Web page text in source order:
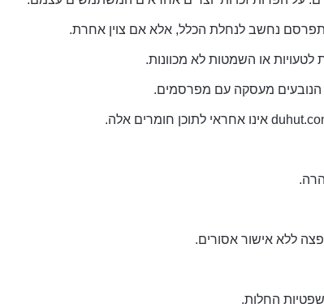
נחשב לנחלת הכלל, אלא אם צוין אחרת.
או השמטות לא מכוונות.
ללא אישור אסורים.
החלות.